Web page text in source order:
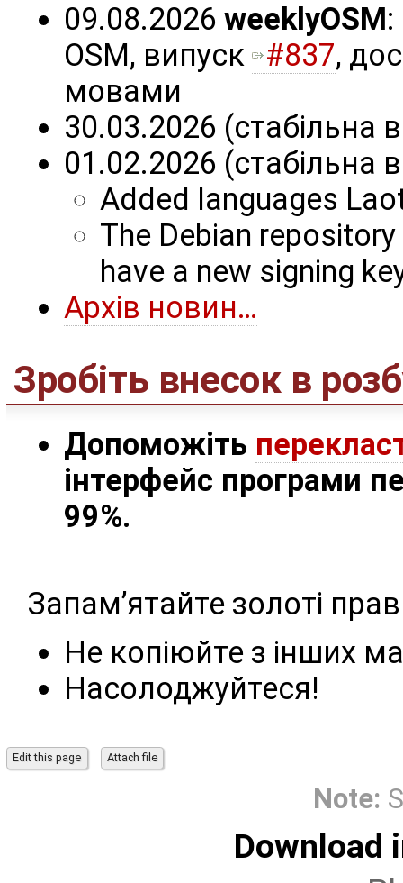
09.08.2026 weeklyOSM
OSM, випуск
#837,
мовами
30.03.2026 (стабільна
01.02.2026 (стабільна
Added languages
The Debian
have a new signing
Архів новин…
Зробіть внесок в
Допоможіть
інтерфейс програми
99%.
Запам’ятайте золоті
Не копіюйте з інших
Насолоджуйтеся!
Note:
Download